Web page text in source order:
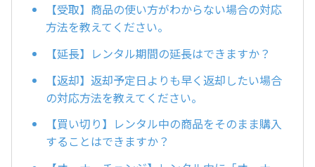
【受取】商品の使い方がわからない場合の対応
方法を教えてください。
【延長】レンタル期間の延長はできますか？
【返却】返却予定日よりも早く返却したい場合
の対応方法を教えてください。
【買い切り】レンタル中の商品をそのまま購入
することはできますか？